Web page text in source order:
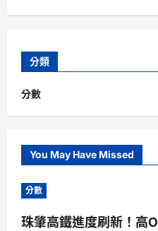
分類
分數
You May Have Missed
分數
珠肇高鐵進度刷新！高